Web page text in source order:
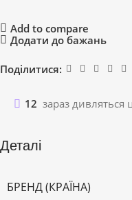
Add to compare
Додати до бажань
Поділитися:
12 зараз дивляться
Деталі
БРЕНД (КРАЇНА)